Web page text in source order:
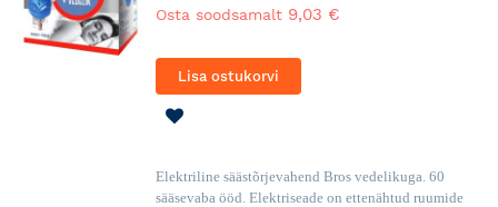
Osta soodsamalt 9,03 €
Lisa ostukorvi
Elektriline säästõrjevahend Bros vedelikuga. 60
sääsevaba ööd. Elektriseade on ettenähtud ruumide